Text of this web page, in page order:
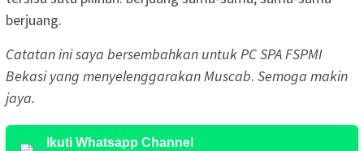
berjuang.
Catatan ini saya bersembahkan untuk PC SPA FSPMI
Bekasi yang menyelenggarakan Muscab. Semoga makin
jaya.
Ikuti Whatsapp Channel